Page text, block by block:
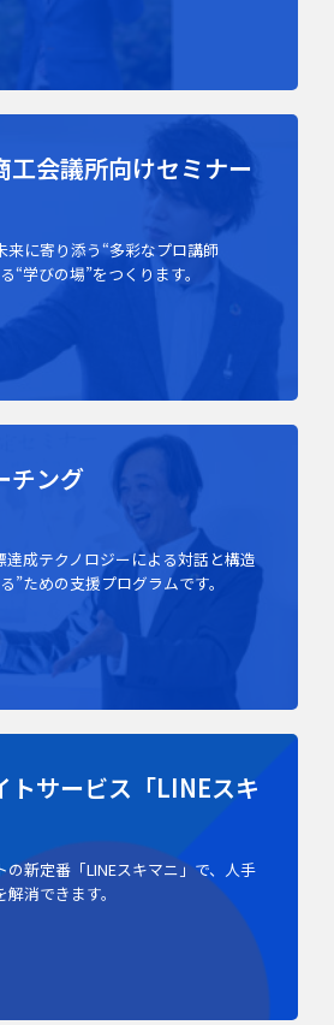
工会議所向けセミナー
来に寄り添う“多彩なプロ講師
“学びの場”をつくります。
チング
達成テクノロジーによる対話と構造
”ための支援プログラムです。
トサービス「LINEスキ
新定番「LINEスキマニ」で、人手
消できます。